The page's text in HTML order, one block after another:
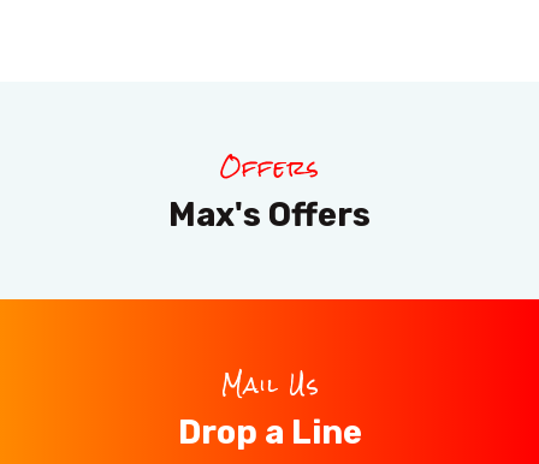
Offers
Max's Offers
Mail Us
Drop a Line